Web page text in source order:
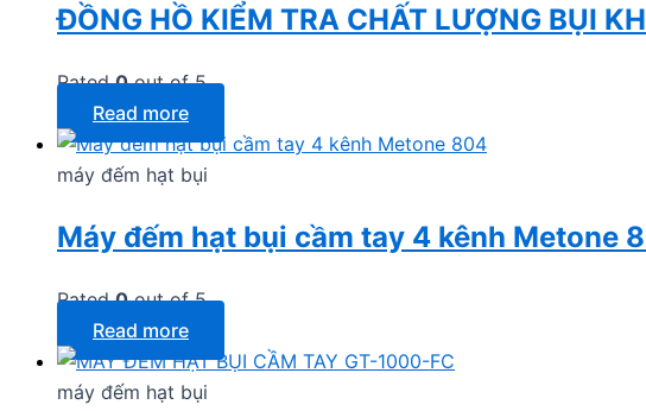
ĐỒNG HỒ KIỂM TRA CHẤT LƯỢNG BỤI
Rated0out of 5
Read more
máy đếm hạt bụi
Máy đếm hạt bụi cầm tay 4 kênh Metone
Rated0out of 5
Read more
máy đếm hạt bụi